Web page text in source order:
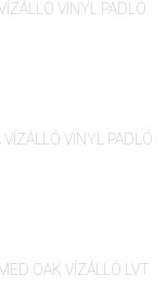
VINYL PADLÓ
VINYL PADLÓ
OAK VÍZÁLLÓ LVT